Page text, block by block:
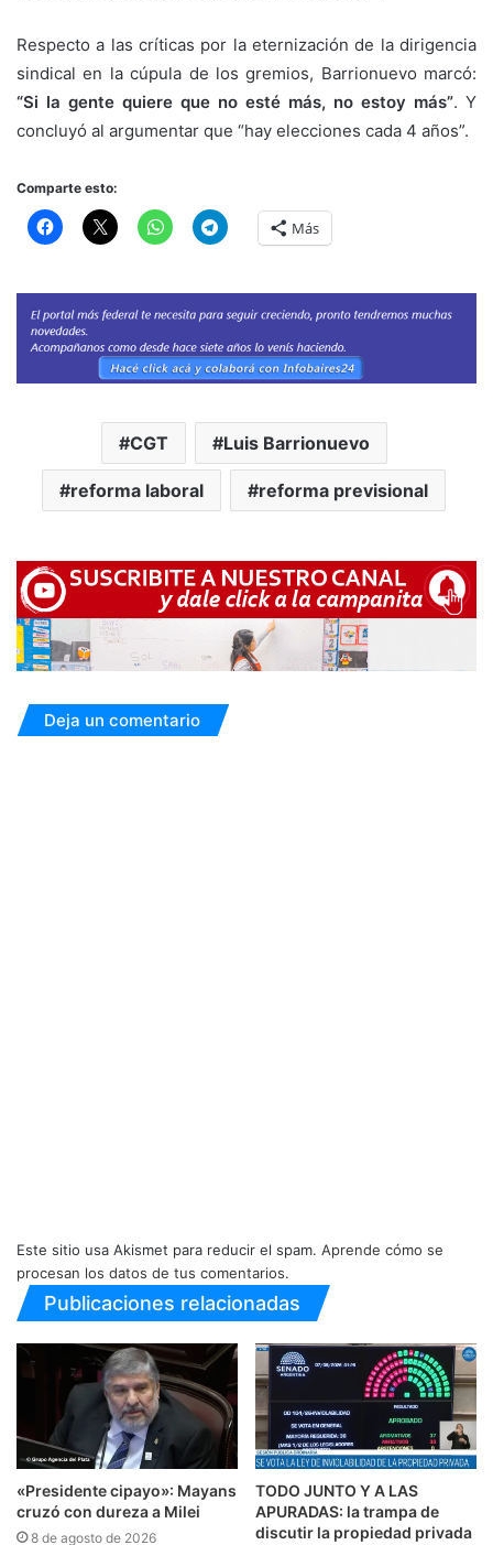
Respecto a las críticas por la eternización de la dirigencia
sindical en la cúpula de los gremios, Barrionuevo marcó:
“Si la gente quiere que no esté más, no estoy más”. Y
concluyó al argumentar que “hay elecciones cada 4 años”.
Comparte esto:
Más
CGT Luis Barrionuevo
reforma laboral reforma previsional
Deja un comentario
Este sitio usa Akismet para reducir el spam. Aprende cómo se
procesan los datos de tus comentarios.
Publicaciones relacionadas
«Presidente cipayo»: Mayans
cruzó con dureza a Milei
8 de agosto de 2026
TODO JUNTO Y A LAS
APURADAS: la trampa de
discutir la propiedad privada